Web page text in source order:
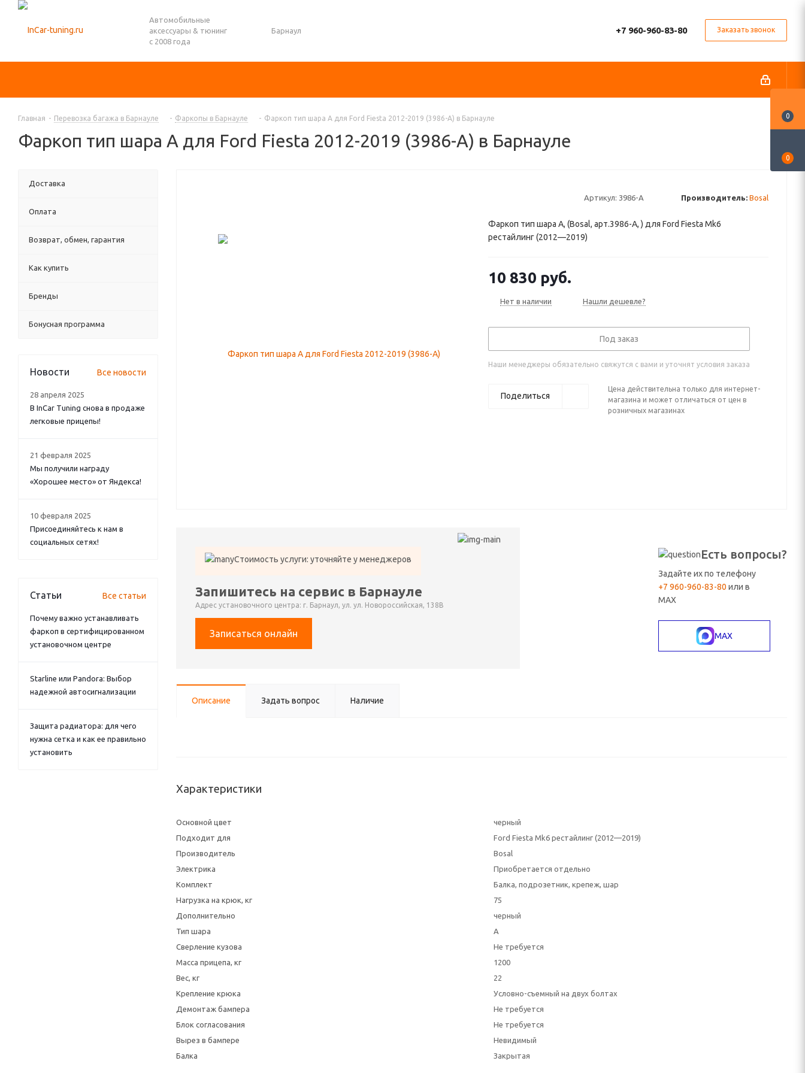
Автомобильные
аксессуары & тюнинг
с 2008 года
Барнаул +7 960-960-83-80 Заказать звонок
Главная - Перевозка багажа в Барнауле - Фаркопы в Барнауле - Фаркоп тип шара A для Ford Fiesta 2012-2019 (3986-A) в Барнауле
Фаркоп тип шара A для Ford Fiesta 2012-2019 (3986-A) в Барнауле
Артикул: 3986-A Производитель: Bosal
Фаркоп тип шара A, (Bosal, арт.3986-A, ) для Ford Fiesta Mk6
рестайлинг (2012—2019)
10 830 руб.
Нет в наличии Нашли дешевле?
Под заказ
Наши менеджеры обязательно свяжутся с вами и уточнят условия заказа
Поделиться
Цена действительна только для интернет-
магазина и может отличаться от цен в
розничных магазинах
Стоимость услуги: уточняйте у менеджеров
Запишитесь на сервис в Барнауле
Адрес установочного центра: г. Барнаул, ул. ул. Новороссийская, 138В
Записаться онлайн
Есть вопросы?
Задайте их по телефону
+7 960-960-83-80 или в
MAX
MAX
Описание Задать вопрос Наличие
Характеристики
Основной цвет
черный
Подходит для
Ford Fiesta Mk6 рестайлинг (2012—2019)
Производитель
Bosal
Электрика
Приобретается отдельно
Комплект
Балка, подрозетник, крепеж, шар
Нагрузка на крюк, кг
75
Дополнительно
черный
Тип шара
A
Сверление кузова
Не требуется
Масса прицепа, кг
1200
Вес, кг
22
Крепление крюка
Условно-съемный на двух болтах
Демонтаж бампера
Не требуется
Блок согласования
Не требуется
Вырез в бампере
Невидимый
Балка
Закрытая
Доставка
Оплата
Возврат, обмен, гарантия
Как купить
Бренды
Бонусная программа
Новости Все новости
28 апреля 2025
В InCar Tuning снова в продаже
легковые прицепы!
21 февраля 2025
Мы получили награду
«Хорошее место» от Яндекса!
10 февраля 2025
Присоединяйтесь к нам в
социальных сетях!
Статьи Все статьи
Почему важно устанавливать
фаркоп в сертифицированном
установочном центре
Starline или Pandora: Выбор
надежной автосигнализации
Защита радиатора: для чего
нужна сетка и как ее правильно
установить
0
0